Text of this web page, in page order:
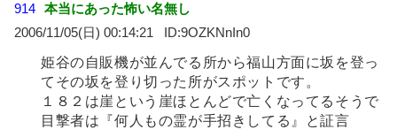
914 本当にあった怖い名無し
2006/11/05(日) 00:14:21
9OZKNnIn0
姫谷の自販機が並んでる所から福山方面に坂を登っ
てその坂を登り切った所がスポットです。
１８２は崖という崖ほとんどで亡くなってるそうで
目撃者は『何人もの霊が手招きしてる』と証言